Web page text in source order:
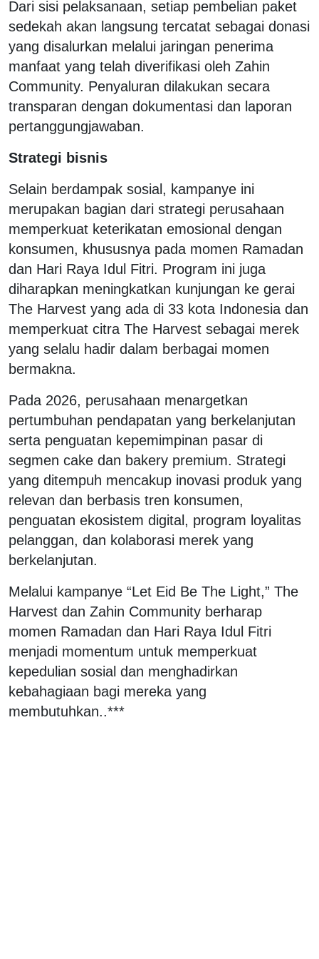
Dari sisi pelaksanaan, setiap pembelian paket
sedekah akan langsung tercatat sebagai donasi
yang disalurkan melalui jaringan penerima
manfaat yang telah diverifikasi oleh Zahin
Community. Penyaluran dilakukan secara
transparan dengan dokumentasi dan laporan
pertanggungjawaban.
Strategi bisnis
Selain berdampak sosial, kampanye ini
merupakan bagian dari strategi perusahaan
memperkuat keterikatan emosional dengan
konsumen, khususnya pada momen Ramadan
dan Hari Raya Idul Fitri. Program ini juga
diharapkan meningkatkan kunjungan ke gerai
The Harvest yang ada di 33 kota Indonesia dan
memperkuat citra The Harvest sebagai merek
yang selalu hadir dalam berbagai momen
bermakna.
Pada 2026, perusahaan menargetkan
pertumbuhan pendapatan yang berkelanjutan
serta penguatan kepemimpinan pasar di
segmen cake dan bakery premium. Strategi
yang ditempuh mencakup inovasi produk yang
relevan dan berbasis tren konsumen,
penguatan ekosistem digital, program loyalitas
pelanggan, dan kolaborasi merek yang
berkelanjutan.
Melalui kampanye “Let Eid Be The Light,” The
Harvest dan Zahin Community berharap
momen Ramadan dan Hari Raya Idul Fitri
menjadi momentum untuk memperkuat
kepedulian sosial dan menghadirkan
kebahagiaan bagi mereka yang
membutuhkan..***